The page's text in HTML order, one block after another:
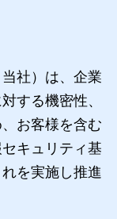
社）は、企業
する機密性、
お客様を含む
キュリティ基
を実施し推進